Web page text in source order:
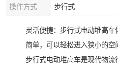
操作方式 步行式
灵活便捷：步行式电动堆高
简单，可以轻松进入狭小的空
步行式电动堆高车是现代物流